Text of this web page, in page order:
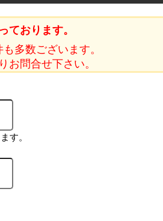
ております。
多数ございます。
お問合せ下さい。
す。